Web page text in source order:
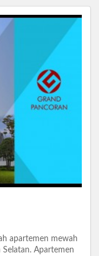
apartemen mewah
Apartemen